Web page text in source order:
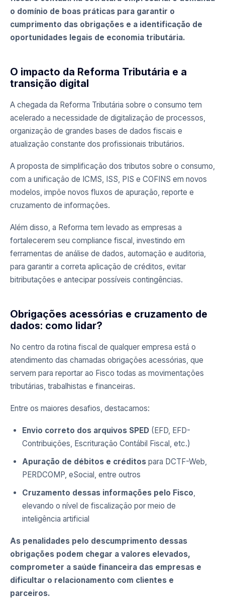
o domínio de boas práticas para garantir o
cumprimento das obrigações e a identificação de
oportunidades legais de economia tributária.
O impacto da Reforma Tributária e a
transição digital
A chegada da Reforma Tributária sobre o consumo tem
acelerado a necessidade de digitalização de processos,
organização de grandes bases de dados fiscais e
atualização constante dos profissionais tributários.
A proposta de simplificação dos tributos sobre o consumo,
com a unificação de ICMS, ISS, PIS e COFINS em novos
modelos, impõe novos fluxos de apuração, reporte e
cruzamento de informações.
Além disso, a Reforma tem levado as empresas a
fortalecerem seu compliance fiscal, investindo em
ferramentas de análise de dados, automação e auditoria,
para garantir a correta aplicação de créditos, evitar
bitributações e antecipar possíveis contingências.
Obrigações acessórias e cruzamento de
dados: como lidar?
No centro da rotina fiscal de qualquer empresa está o
atendimento das chamadas obrigações acessórias, que
servem para reportar ao Fisco todas as movimentações
tributárias, trabalhistas e financeiras.
Entre os maiores desafios, destacamos:
Envio correto dos arquivos SPED (EFD, EFD-
Contribuições, Escrituração Contábil Fiscal, etc.)
Apuração de débitos e créditos para DCTF-Web,
PERDCOMP, eSocial, entre outros
Cruzamento dessas informações pelo Fisco,
elevando o nível de fiscalização por meio de
inteligência artificial
As penalidades pelo descumprimento dessas
obrigações podem chegar a valores elevados,
comprometer a saúde financeira das empresas e
dificultar o relacionamento com clientes e
parceiros.